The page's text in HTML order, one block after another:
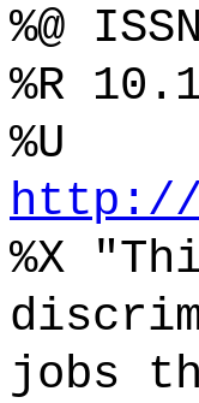
%@
%R
%U
http://
%X
jobs